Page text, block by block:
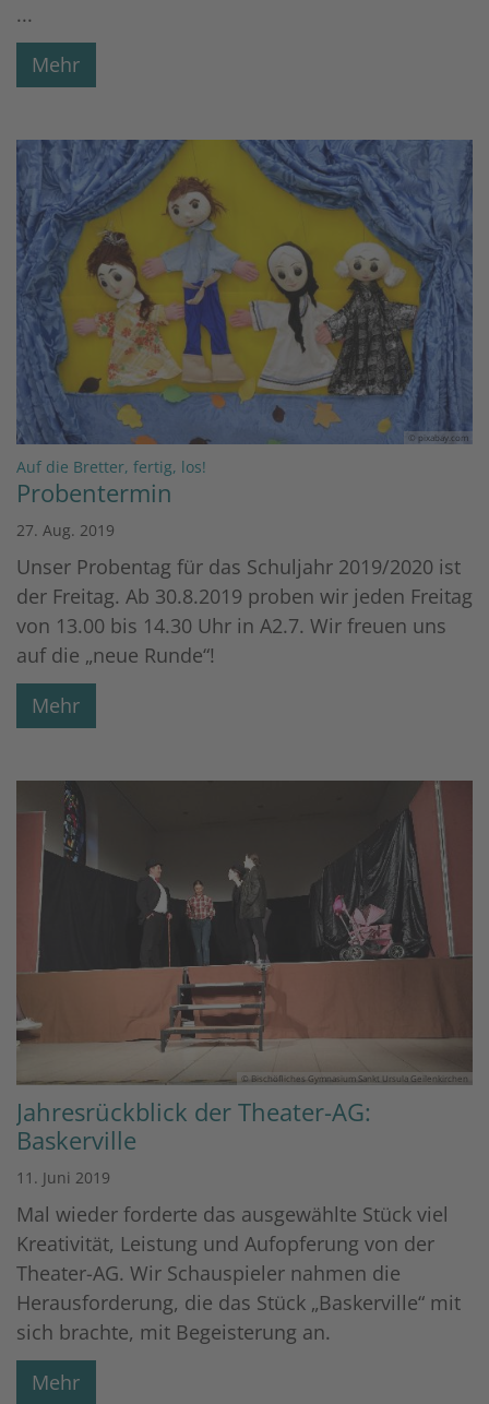
...
Mehr
© pixabay.com
Auf die Bretter, fertig, los!
Probentermin
27. Aug. 2019
Unser Probentag für das Schuljahr 2019/2020 ist
der Freitag. Ab 30.8.2019 proben wir jeden Freitag
von 13.00 bis 14.30 Uhr in A2.7. Wir freuen uns
auf die „neue Runde“!
Mehr
© Bischöfliches Gymnasium Sankt Ursula Geilenkirchen
Jahresrückblick der Theater-AG:
Baskerville
11. Juni 2019
Mal wieder forderte das ausgewählte Stück viel
Kreativität, Leistung und Aufopferung von der
Theater-AG. Wir Schauspieler nahmen die
Herausforderung, die das Stück „Baskerville“ mit
sich brachte, mit Begeisterung an.
Mehr